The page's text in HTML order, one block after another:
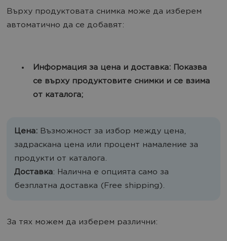
Върху продуктовата снимка може да изберем
автоматично да се добавят:
Информация за цена и доставка: Показва
се върху продуктовите снимки и се взима
от каталога;
Цена: Възможност за избор между цена,
задраскана цена или процент намаление за
продукти от каталога.
Доставка: Налична е опцията само за
безплатна доставка (Free shipping).
За тях можем да изберем различни: